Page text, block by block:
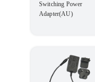
Switching Power
Adapter(AU)